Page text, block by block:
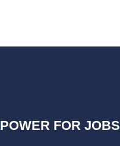
POWER FOR JOBS